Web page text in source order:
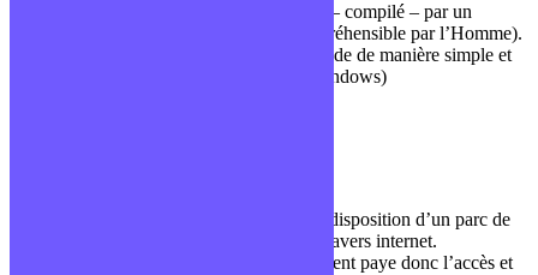
Se dit d’un langage qui va être transformé – compilé – par un
compilateur en un code binaire (non compréhensible par l’Homme).
C’est directement l’OS qui va utiliser ce code de manière simple et
rapide. (Exemple: les fichiers .exe sous Windows)
Le Cloud Computing représente la mise à disposition d’un parc de
machines, de réseaux et/ou de logiciels à travers internet.
Le fournisseur gère la maintenance et le client paye donc l’accès et